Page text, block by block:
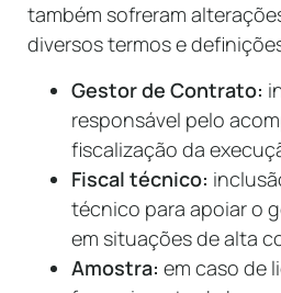
também sofreram
diversos termos e
Gestor de Contrato:
responsável pelo
fiscalização da
Fiscal técnico:
técnico para apoiar o
em situações de alta
Amostra: em caso de